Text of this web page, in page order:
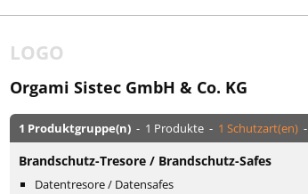
LOGO
Orgami Sistec GmbH & Co. KG
1 Produktgruppe(n)- 1 Produkte - 1 Schutzart(en)-
Brandschutz-Tresore / Brandschutz-Safes
Datentresore / Datensafes